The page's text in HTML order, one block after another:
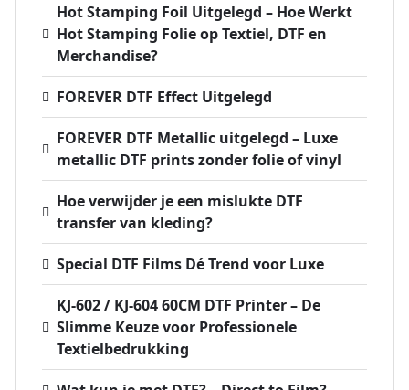
Hot Stamping Foil Uitgelegd – Hoe Werkt
Hot Stamping Folie op Textiel, DTF en
Merchandise?
FOREVER DTF Effect Uitgelegd
FOREVER DTF Metallic uitgelegd – Luxe
metallic DTF prints zonder folie of vinyl
Hoe verwijder je een mislukte DTF
transfer van kleding?
Special DTF Films Dé Trend voor Luxe
KJ-602 / KJ-604 60CM DTF Printer – De
Slimme Keuze voor Professionele
Textielbedrukking